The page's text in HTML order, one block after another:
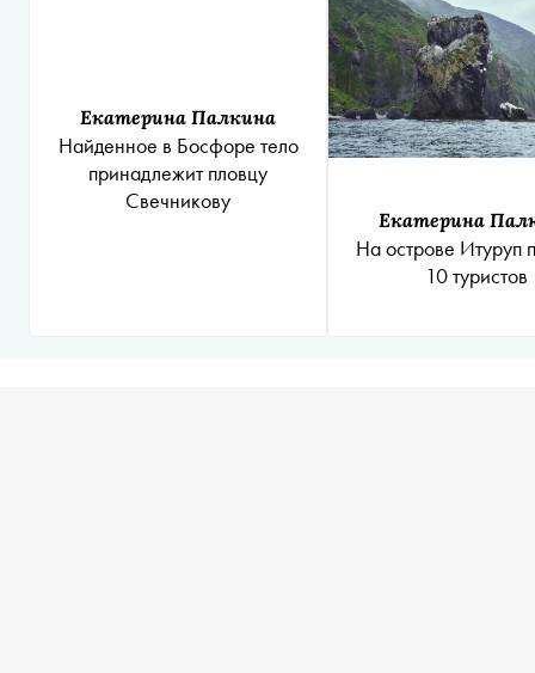
Екатерина Палкина
Найденное в Босфоре тело
принадлежит пловцу
Свечникову
Екатерина
На острове Итуруп
10 туристов